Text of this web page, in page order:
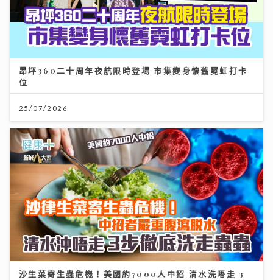
昂坪360二十周年夜航限時登場 市集變身懷舊霓虹打卡
位
25/07/2026
沙生菜寄生蟲危機！美國約7000人中招 清水洗唔走 3